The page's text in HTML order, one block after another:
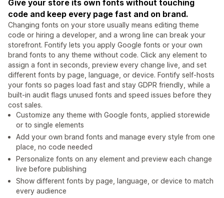
Give your store its own fonts without touching
code and keep every page fast and on brand.
Changing fonts on your store usually means editing theme
code or hiring a developer, and a wrong line can break your
storefront. Fontify lets you apply Google fonts or your own
brand fonts to any theme without code. Click any element to
assign a font in seconds, preview every change live, and set
different fonts by page, language, or device. Fontify self-hosts
your fonts so pages load fast and stay GDPR friendly, while a
built-in audit flags unused fonts and speed issues before they
cost sales.
Customize any theme with Google fonts, applied storewide
or to single elements
Add your own brand fonts and manage every style from one
place, no code needed
Personalize fonts on any element and preview each change
live before publishing
Show different fonts by page, language, or device to match
every audience